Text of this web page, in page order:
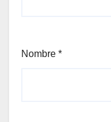
Nombre *